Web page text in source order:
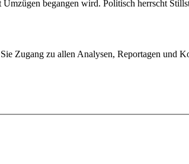
begangen wird. Politisch herrscht
Zugang zu allen Analysen, Reportagen und